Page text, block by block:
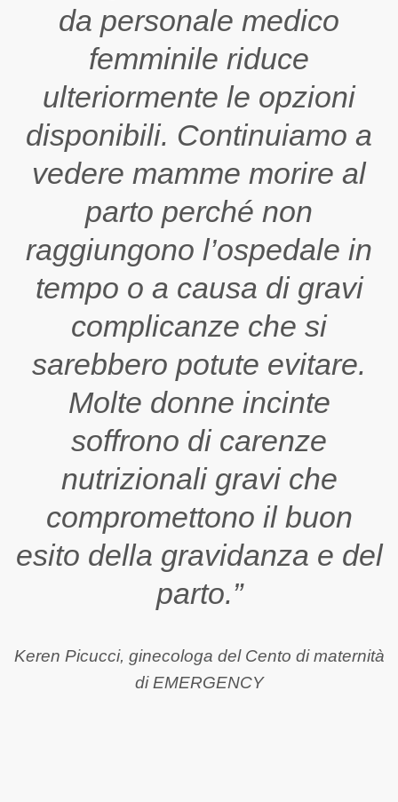
da personale medico
femminile riduce
ulteriormente le opzioni
disponibili. Continuiamo a
vedere mamme morire al
parto perché non
raggiungono l’ospedale in
tempo o a causa di gravi
complicanze che si
sarebbero potute evitare.
Molte donne incinte
soffrono di carenze
nutrizionali gravi che
compromettono il buon
esito della gravidanza e del
parto.”
Keren Picucci, ginecologa del Cento di maternità
di EMERGENCY